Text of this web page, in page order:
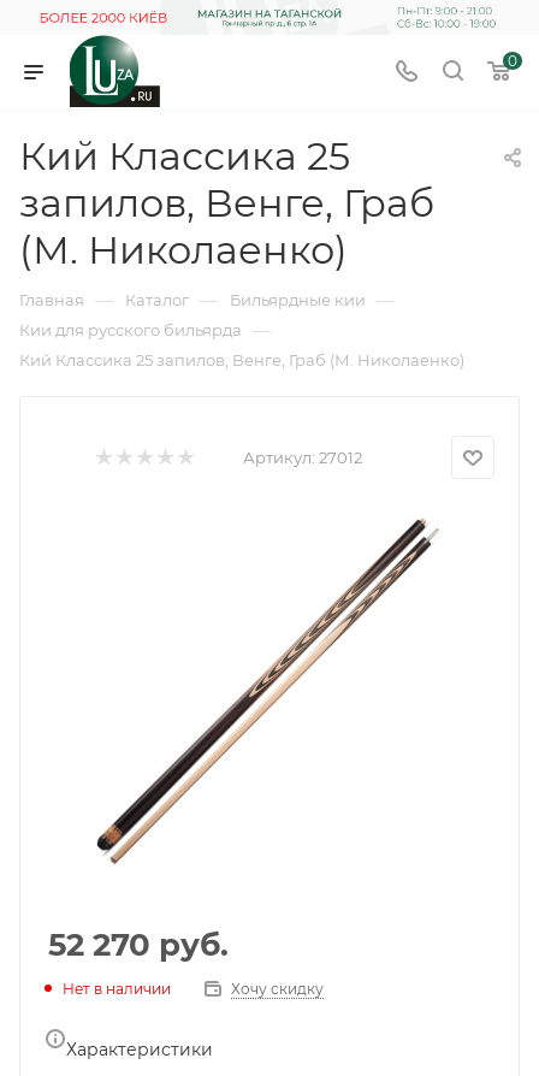
0
Кий Классика 25
запилов, Венге, Граб
(М. Николаенко)
Главная — Каталог — Бильярдные кии —
Кии для русского бильярда —
Кий Классика 25 запилов, Венге, Граб (М. Николаенко)
Артикул: 27012
52 270 руб.
Нет в наличии Хочу скидку
Характеристики